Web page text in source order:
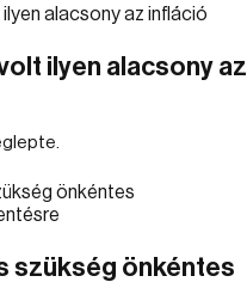
ilyen alacsony az
szükség önkéntes